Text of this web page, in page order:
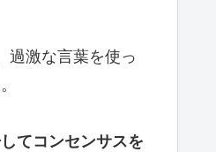
過激な言葉を使っ
てコンセンサスを